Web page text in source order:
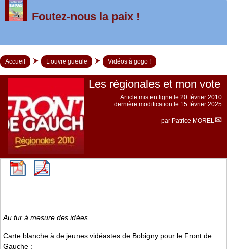
1ermai 2026 à Saint-Nazaire
Foutez-nous la paix !
Accueil L’ouvre gueule Vidéos à gogo !
Les régionales et mon vote
Article mis en ligne le 20 février 2010
dernière modification le 15 février 2025
par Patrice MOREL
Au fur à mesure des idées...
Carte blanche à de jeunes vidéastes de Bobigny pour le Front de
Gauche :